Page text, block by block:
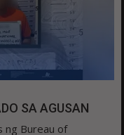
SA AGUSAN
ng Bureau of